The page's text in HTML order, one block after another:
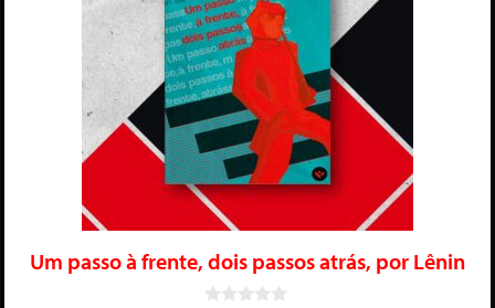
Um passo à frente, dois passos atrás, por Lênin